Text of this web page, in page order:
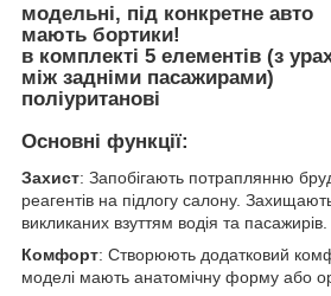
модельні, під конкретне авто
мають бортики!
в комплекті 5 елементів (з
між задніми пасажирами)
поліуританові
Основні функції:
Захист: Запобігають потраплянню
реагентів на підлогу салону.
викликаних взуттям водія та пасажирів.
Комфорт: Створюють додатковий
моделі мають анатомічну форму або